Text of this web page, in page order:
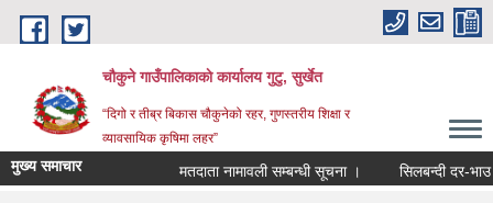
Skip to main content
चौकुने गाउँपालिकाकाे कार्यालय गुटु, सुर्खेत
“दिगो र तीब्र बिकास चौकुनेको रहर, गुणस्तरीय शिक्षा र
व्यावसायिक कृषिमा लहर”
मुख्य समाचार मतदाता नामावली सम्बन्धी सूचना । सिलबन्दी दर-भाउ